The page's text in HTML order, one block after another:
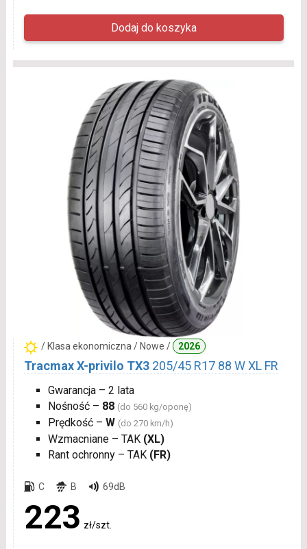
/ Klasa ekonomiczna / Nowe / 2026
Tracmax X-privilo TX3 205/45 R17 88 W XL FR
Gwarancja – 2 lata
Nośność – 88 (do 560 kg/oponę)
Prędkość – W (do 270 km/h)
Wzmacniane – TAK (XL)
Rant ochronny – TAK (FR)
C B 69dB
223 zł/szt.